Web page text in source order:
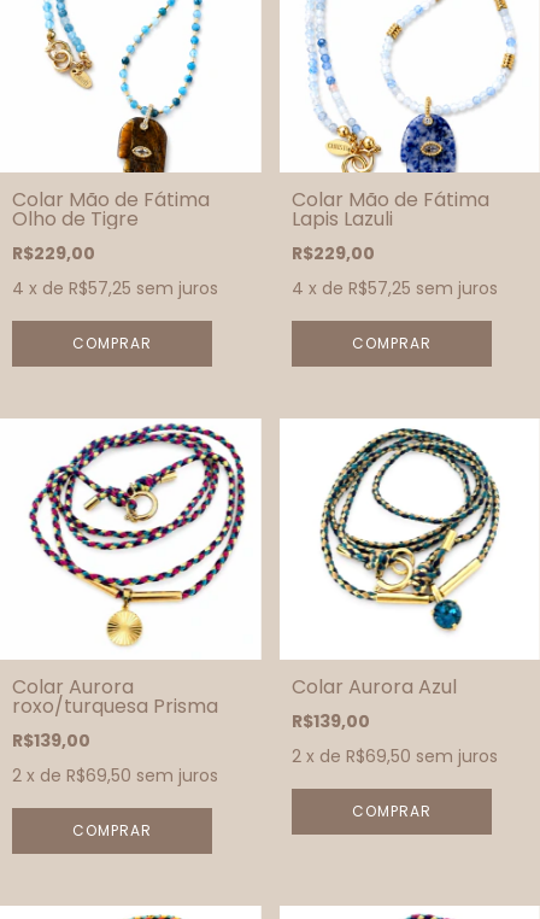
Colar Mão de Fátima
Olho de Tigre
R$229,00
4 x de R$57,25 sem juros
Colar Mão de Fátima
Lapis Lazuli
R$229,00
4 x de R$57,25 sem juros
Colar Aurora
roxo/turquesa Prisma
R$139,00
2 x de R$69,50 sem juros
Colar Aurora Azul
R$139,00
2 x de R$69,50 sem juros